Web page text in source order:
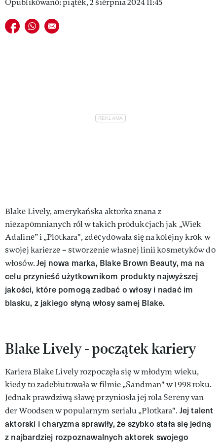
MAGAZYN VIVA!
Opublikowano: piątek, 2 sierpnia 2024 11:45
Udostępnij na facebook
Udostępnij na whatsapp
E-mail do przyjaciela
Blake Lively, amerykańska aktorka znana z
niezapomnianych ról w takich produkcjach jak „Wiek
Adaline” i „Plotkara", zdecydowała się na kolejny krok w
swojej karierze – stworzenie własnej linii kosmetyków do
włosów.Jej nowa marka, Blake Brown Beauty, ma na
celu przynieść użytkownikom produkty najwyższej
jakości, które pomogą zadbać o włosy i nadać im
blasku, z jakiego słyną włosy samej Blake.
Blake Lively - początek kariery
Kariera Blake Lively rozpoczęła się w młodym wieku,
kiedy to zadebiutowała w filmie „Sandman" w 1998 roku.
Jednak prawdziwą sławę przyniosła jej rola Sereny van
der Woodsen w popularnym serialu „Plotkara". Jej talent
aktorski i charyzma sprawiły, że szybko stała się jedną
z najbardziej rozpoznawalnych aktorek swojego